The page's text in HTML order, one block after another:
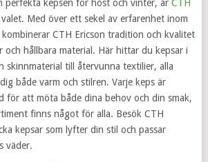
perfekta kepsen för höst och vinter, är CTH
Med över ett sekel av erfarenhet inom
CTH Ericson tradition och kvalitet
och hållbara material. Här hittar du kepsar i
skinnmaterial till återvunna textilier, alla
både varm och stilren. Varje keps är
för att möta både dina behov och din smak,
finns något för alla. Besök CTH
kepsar som lyfter din stil och passar
väder.